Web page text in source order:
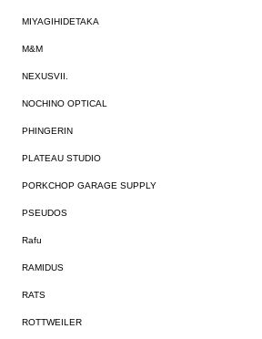
MIYAGIHIDETAKA
M&M
NEXUSVII.
NOCHINO OPTICAL
PHINGERIN
PLATEAU STUDIO
PORKCHOP GARAGE SUPPLY
PSEUDOS
Rafu
RAMIDUS
RATS
ROTTWEILER